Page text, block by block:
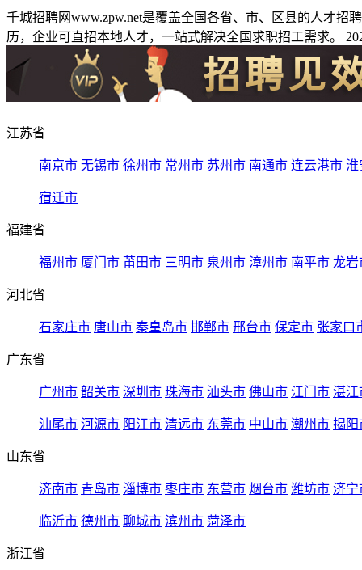
千城招聘网www.zpw.net是覆盖全国各省、市、区县的人才
历，企业可直招本地人才，一站式解决全国求职招工需求。
江苏省
南京市 无锡市 徐州市 常州市 苏州市 南通市 连云港市 淮
宿迁市
福建省
福州市 厦门市 莆田市 三明市 泉州市 漳州市 南平市 龙岩
河北省
石家庄市 唐山市 秦皇岛市 邯郸市 邢台市 保定市 张家口
广东省
广州市 韶关市 深圳市 珠海市 汕头市 佛山市 江门市 湛江
汕尾市 河源市 阳江市 清远市 东莞市 中山市 潮州市 揭阳
山东省
济南市 青岛市 淄博市 枣庄市 东营市 烟台市 潍坊市 济宁
临沂市 德州市 聊城市 滨州市 菏泽市
浙江省